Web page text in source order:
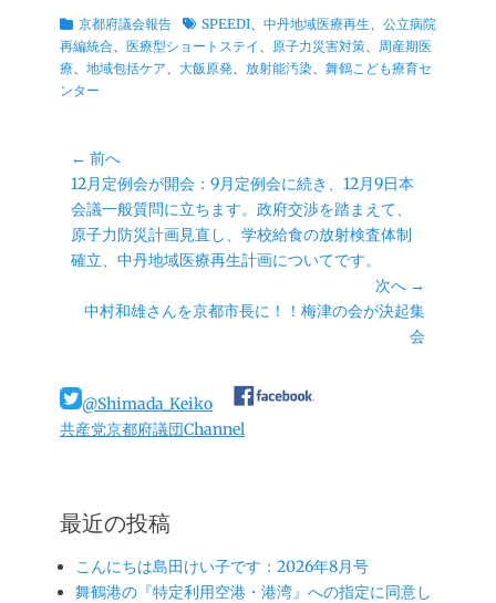
カ
テ
ゴ
リ
京都府議会報告
タ
グ
SPEEDI、 中丹地域医療再生、 公立病院
再編統合、 医療型ショートステイ 、 原子力災害対策、 周産期医
療、 地域包括ケア、 大飯原発、 放射能汚染、 舞鶴こども療育セ
ンター
投
稿
ナ
ビ
ゲ
ー
ン
← 前へ
前
の
投
稿:
12月定例会が開会：9月定例会に続き、12月9日本
会議一般質問に立ちます。政府交渉を踏まえて、
原子力防災計画見直し、学校給食の放射検査体制
確立、中丹地域医療再生計画についてです。
次へ →
次
稿:
中村和雄さんを京都市長に！！梅津の会が決起集
会
@Shimada_Keiko
共産党京都府議団Channel
最近の投稿
こんにちは島田けい子です：2026年8月号
舞鶴港の『特定利用空港・港湾』への指定に同意し